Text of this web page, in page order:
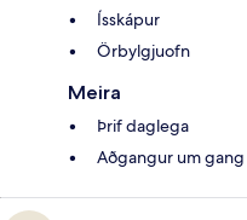
Ísskápur
Örbylgjuofn
Meira
Þrif daglega
Aðgangur um